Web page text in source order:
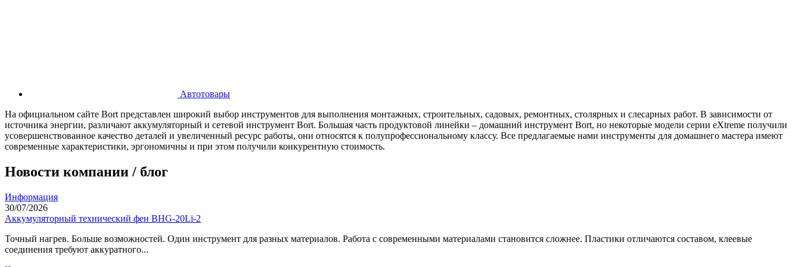
Автотовары
На официальном сайте Bort представлен широкий выбор инструментов для выполнения монтажных, строительных, садовых, ремонтных, столярных и слесарных работ. В зависимости от
источника энергии, различают аккумуляторный и сетевой инструмент Bort. Большая часть продуктовой линейки – домашний инструмент Bort, но некоторые модели серии eXtreme получили
усовершенствованное качество деталей и увеличенный ресурс работы, они относятся к полупрофессиональному классу. Все предлагаемые нами инструменты для домашнего мастера имеют
современные характеристики, эргономичны и при этом получили конкурентную стоимость.
Новости компании / блог
Информация
30/07/2026
Аккумуляторный технический фен BHG-20Li-2
Точный нагрев. Больше возможностей. Один инструмент для разных материалов. Работа с современными материалами становится сложнее. Пластики отличаются составом, клеевые
соединения требуют аккуратного...